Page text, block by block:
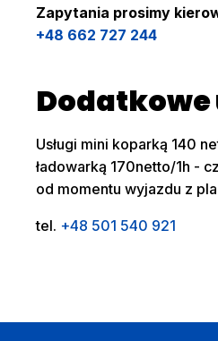
Zapytania prosimy
+48 662 727 244
Dodatkowe
Usługi mini koparką 140
ładowarką 170netto/1h -
od momentu wyjazdu z
tel. +48 501 540 921